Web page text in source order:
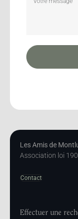
Les Amis de
Association loi
Contact
Effectuer une